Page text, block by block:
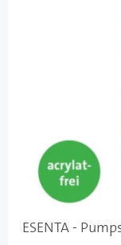
ESENTA -